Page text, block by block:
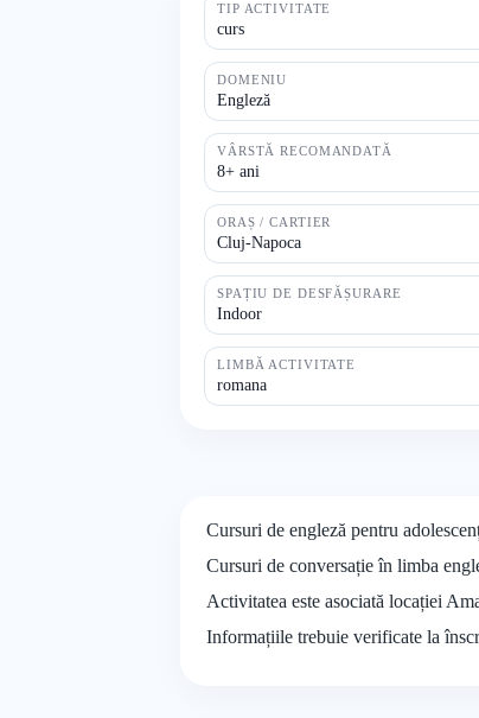
TIP ACTIVITATE
curs
DOMENIU
Engleză
VÂRSTĂ RECOMANDATĂ
8+ ani
ORAȘ / CARTIER
Cluj-Napoca
SPAȚIU DE DESFĂȘURARE
Indoor
LIMBĂ ACTIVITATE
romana
Cursuri de engleză pentru
Cursuri de conversație în limba
Activitatea este asociată locației
Informațiile trebuie verificate la